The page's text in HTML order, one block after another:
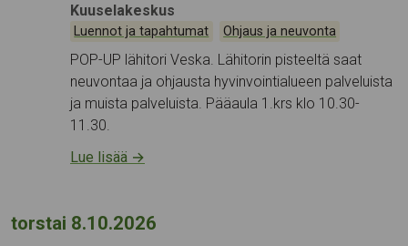
Tapahtumapaikka:
Kuuselakeskus
Kategoriat:
Luennot ja tapahtumat Ohjaus ja neuvonta
POP-UP lähitori Veska. Lähitorin pisteeltä saat
neuvontaa ja ohjausta hyvinvointialueen palveluista
ja muista palveluista. Pääaula 1.krs klo 10.30-
11.30.
Lue lisää →
torstai 8.10.2026